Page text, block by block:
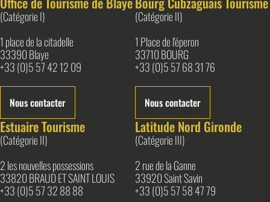
(Catégorie I)
1 place de la citadelle
33390 Blaye
+33 (0)5 57 42 12 09
Nous contacter
(Catégorie II)
1 Place de l'éperon
33710 BOURG
+33 (0)5 57 68 31 76
Nous contacter
Estuaire Tourisme
(Catégorie II)
2 les nouvelles possessions
33820 BRAUD ET SAINT LOUIS
+33 (0)5 57 32 88 88
Latitude Nord Gironde
(Catégorie III)
2 rue de la Ganne
33920 Saint Savin
+33 (0)5 57 58 47 79